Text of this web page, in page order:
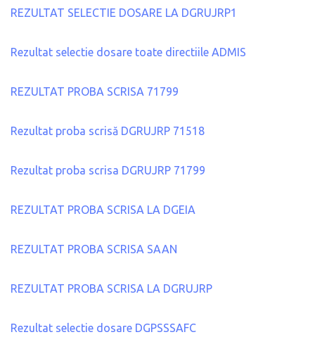
REZULTAT SELECTIE DOSARE LA DGRUJRP1
Rezultat selectie dosare toate directiile ADMIS
REZULTAT PROBA SCRISA 71799
Rezultat proba scrisă DGRUJRP 71518
Rezultat proba scrisa DGRUJRP 71799
REZULTAT PROBA SCRISA LA DGEIA
REZULTAT PROBA SCRISA SAAN
REZULTAT PROBA SCRISA LA DGRUJRP
Rezultat selectie dosare DGPSSSAFC